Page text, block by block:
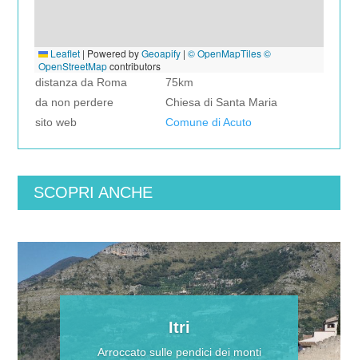
Leaflet | Powered byGeoapify |© OpenMapTiles ©
OpenStreetMapcontributors
distanza da Roma
75km
da non perdere
Chiesa di Santa Maria
sito web
Comune di Acuto
SCOPRI ANCHE
Itri
Arroccato sulle pendici dei monti